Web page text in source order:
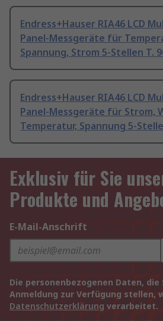
Endress+Hauser RIA46 LCD
Panel-Messgeräte für
Spannung, Strom 5-Stellen T.
Endress+Hauser RIA46 LCD
Panel-Messgeräte für Strom,
Temperatur, Spannung 5-
Exklusiv für Sie
Produkte und
E-Mail-Anschrift
Die personenbezogenen Daten, die
Anmeldung zur Verfügung stellen,
Datenschutzerklärung verarbeitet.